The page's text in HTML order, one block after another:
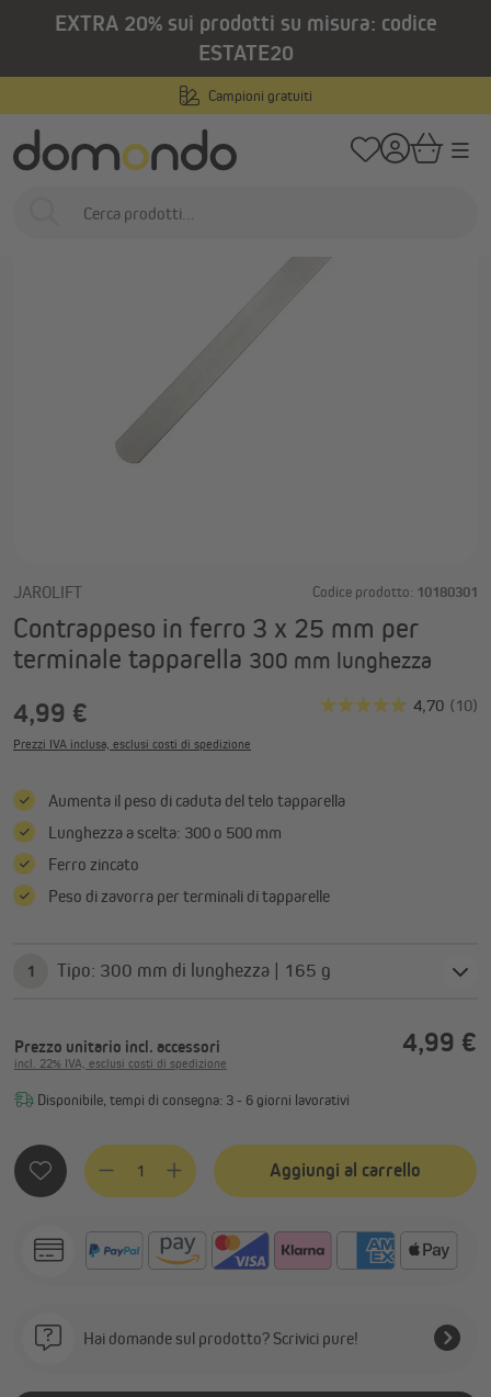
principale
EXTRA 20% sui prodotti su misura: codice
ESTATE20
Campioni gratuiti
/ Tapparelle /
JAROLIFT Codice prodotto: 10180301
Contrappeso in ferro 3 x 25 mm per
terminale tapparella 300 mm lunghezza
4,99 €
Prezzi IVA inclusa, esclusi costi di spedizione
Aumenta il peso di caduta del telo tapparella
Lunghezza a scelta: 300 o 500 mm
Ferro zincato
Peso di zavorra per terminali di tapparelle
1 Tipo: 300 mm di lunghezza | 165 g
Prezzo unitario incl. accessori 4,99 €
incl. 22% IVA, esclusi costi di spedizione
Disponibile, tempi di consegna: 3 - 6 giorni lavorativi
Quantità del prodotto: inserisci la quantità desiderata o
Aggiungi al carrello
Hai domande sul prodotto? Scrivici pure!